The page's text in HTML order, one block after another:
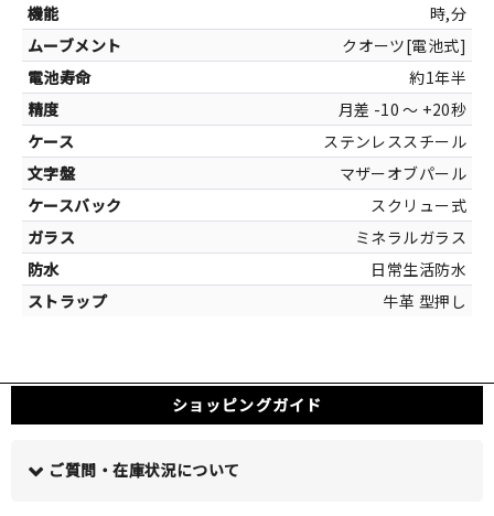
時,分
クオーツ[電池式]
約1年半
月差 -10 ～ +20秒
ステンレススチール
マザーオブパール
スクリュー式
ミネラルガラス
日常生活防水
牛革 型押し
カラー
シルバー[ステ
ブラック[マ
ショッピングガイド
ご質問・在庫状況について